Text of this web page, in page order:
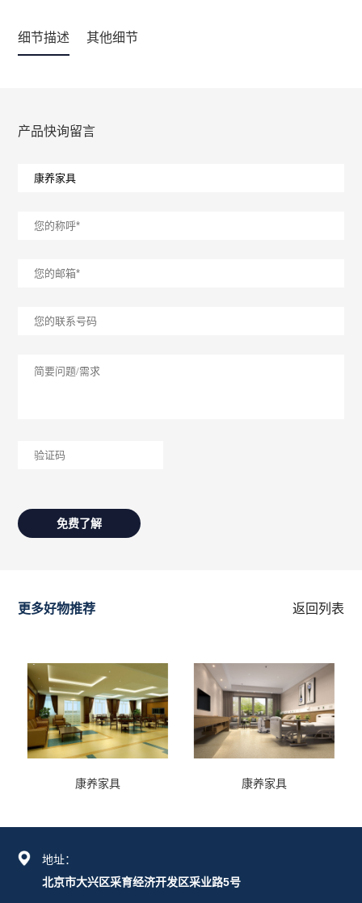
细节描述 其他细节
产品快询留言
更多好物推荐 返回列表
康养家具 康养家具
地址：
北京市大兴区采育经济开发区采业路5号